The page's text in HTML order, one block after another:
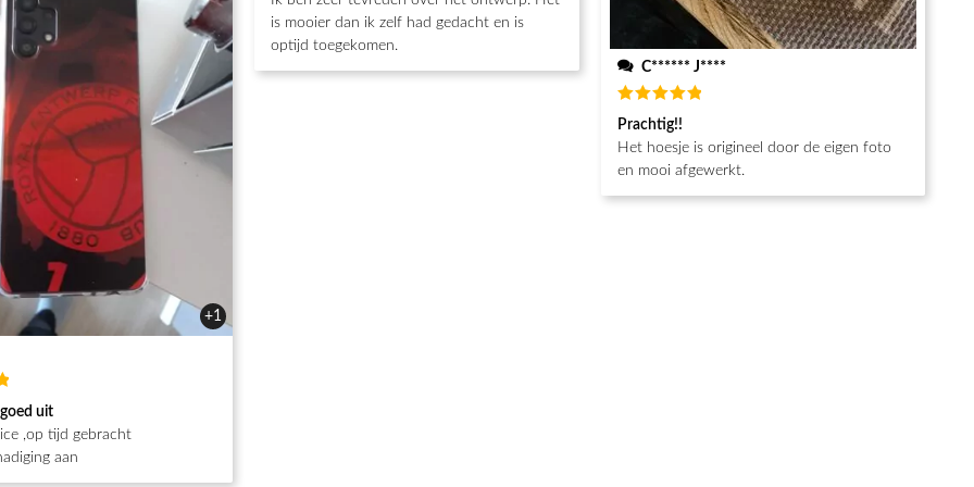
+1
uit
,op tijd gebracht
aan
5van de 5
is mooier dan ik zelf had gedacht en is
optijd toegekomen.
C****** J****
Beoordeeld
5 van de 5
Prachtig!!
Het hoesje is origineel door de eigen foto
en mooi afgewerkt.